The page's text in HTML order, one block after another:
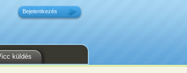
küldés
Bejelentkezés